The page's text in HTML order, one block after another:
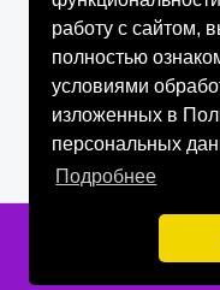
работу с сайтом,
полностью
условиями
изложенных в
персональных
Подробнее
+7 (926) 184-90-66
+7 (926) 910-92-77
+7 (962) 907-24-88
деятельности «ТЕОСОФИЯ»,